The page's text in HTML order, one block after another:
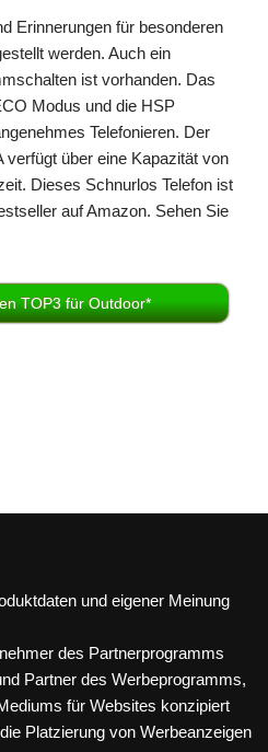
Erinnerungen für besonderen
werden. Auch ein
ist vorhanden. Das
Modus und die HSP
Telefonieren. Der
verfügt über eine Kapazität von
Dieses Schnurlos Telefon ist
auf Amazon. Sehen Sie
TOP3 für Outdoor*
und eigener Meinung
des Partnerprogramms
Partner des Werbeprogramms,
für Websites konzipiert
Platzierung von Werbeanzeigen